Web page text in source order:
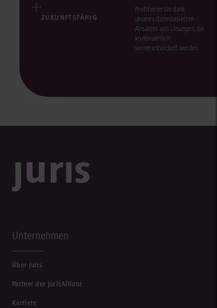
ZUKUNFTSFÄHIG
Profitieren Sie dank
unseres datenbasierten
Ansatzes von Lösungen, die
kontinuierlich
weiterentwickelt werden.
Unternehmen
Über juris
Partner der jurisAllianz
Karriere